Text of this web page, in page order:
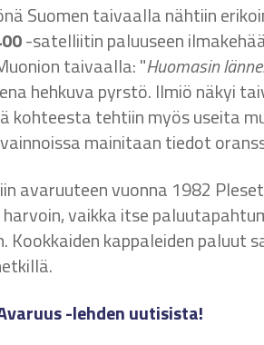
Suomen taivaalla nähtiin
-satelliitin paluuseen
taivaalla: "Huomasin
hehkuva pyrstö. Ilmiö näkyi
kohteesta tehtiin myös useita
mainitaan tiedot
avaruuteen vuonna 1982
vaikka itse
Kookkaiden kappaleiden
-lehden uutisista!